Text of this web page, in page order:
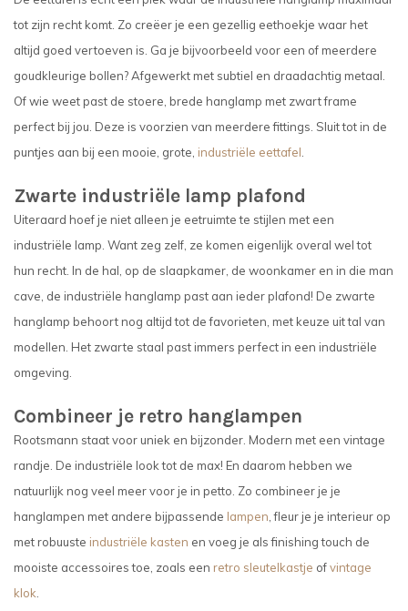
tot zijn recht komt. Zo creëer je een gezellig eethoekje waar het
altijd goed vertoeven is. Ga je bijvoorbeeld voor een of meerdere
goudkleurige bollen? Afgewerkt met subtiel en draadachtig metaal.
Of wie weet past de stoere, brede hanglamp met zwart frame
perfect bij jou. Deze is voorzien van meerdere fittings. Sluit tot in de
puntjes aan bij een mooie, grote, industriële eettafel
Zwarte industriële lamp plafond
Uiteraard hoef je niet alleen je eetruimte te stijlen met een
industriële lamp. Want zeg zelf, ze komen eigenlijk overal wel tot
hun recht. In de hal, op de slaapkamer, de woonkamer en in die man
cave, de industriële hanglamp past aan ieder plafond! De zwarte
hanglamp behoort nog altijd tot de favorieten, met keuze uit tal van
modellen. Het zwarte staal past immers perfect in een industriële
omgeving.
Combineer je retro hanglampen
Rootsmann staat voor uniek en bijzonder. Modern met een vintage
randje. De industriële look tot de max! En daarom hebben we
natuurlijk nog veel meer voor je in petto. Zo combineer je je
hanglampen met andere bijpassende lampen, fleur je je interieur op
met robuuste industriële kasten en voeg je als finishing touch de
mooiste accessoires toe, zoals een retro sleutelkastje ofvintage
klok.